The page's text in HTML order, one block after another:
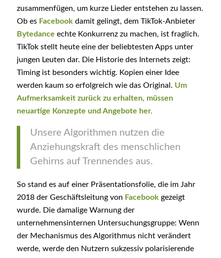
zusammenfügen, um kurze Lieder entstehen zu lassen.
Ob es Facebook damit gelingt, dem TikTok-Anbieter
Bytedance echte Konkurrenz zu machen, ist fraglich.
TikTok stellt heute eine der beliebtesten Apps unter
jungen Leuten dar. Die Historie des Internets zeigt:
Timing ist besonders wichtig. Kopien einer Idee
werden kaum so erfolgreich wie das Original. Um
Aufmerksamkeit zurück zu erhalten, müssen
neuartige Konzepte und Angebote her.
Unsere Algorithmen nutzen die
Anziehungskraft des menschlichen
Gehirns auf Trennendes aus.
So stand es auf einer Präsentationsfolie, die im Jahr
2018 der Geschäftsleitung von Facebookgezeigt
wurde. Die damalige Warnung der
unternehmensinternen Untersuchungsgruppe: Wenn
der Mechanismus des Algorithmus nicht verändert
werde, werde den Nutzern sukzessiv polarisierende